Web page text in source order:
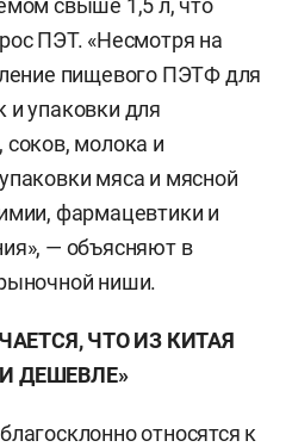
свыше 1,5 л, что
ПЭТ. «Несмотря на
пищевого ПЭТФ для
и упаковки для
молока и
мяса и мясной
фармацевтики и
— объясняют в
ниши.
ЧТО ИЗ КИТАЯ
ДЕШЕВЛЕ»
относятся к